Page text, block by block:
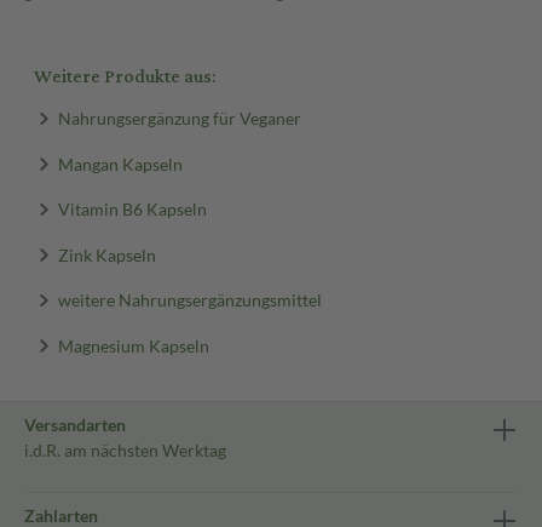
Weitere Produkte aus:
Nahrungsergänzung für Veganer
Mangan Kapseln
Vitamin B6 Kapseln
Zink Kapseln
weitere Nahrungsergänzungsmittel
Magnesium Kapseln
Versandarten
i.d.R. am nächsten Werktag
Zahlarten